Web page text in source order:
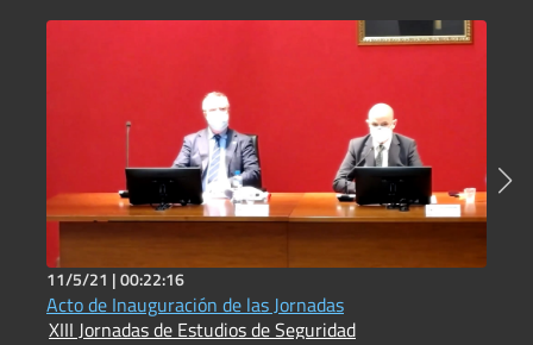
11/5/21 |00:22:16
Acto de Inauguración de las Jornadas
XIII Jornadas de Estudios de Seguridad